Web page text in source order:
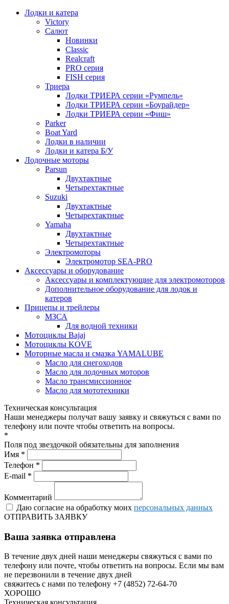
Лодки и катера
Victory
Салют
Новинки
Classic
Realcraft
PRO серия
FISH серия
Триера
Лодки ТРИЕРА серии «Румпель»
Лодки ТРИЕРА серии «Боурайдер»
Лодки ТРИЕРА серии «Фиш»
Parker
Boat Yard
Лодки в наличии
Лодки и катера Б/У
Лодочные моторы
Parsun
Двухтактные
Четырехтактные
Suzuki
Двухтактные
Четырехтактные
Yamaha
Двухтактные
Четырехтактные
Электромоторы
Электромотор SEA-PRO
Аксессуары и оборудование
Аксессуары и комплектующие для электромоторов
Дополнительное оборудование для лодок и
катеров
Прицепы и трейлеры
МЗСА
Для водной техники
Мотоциклы Bajaj
Мотоциклы KOVE
Моторные масла и смазка YAMALUBE
Масло для снегоходов
Масло для лодочных моторов
Масло трансмиссионное
Масло для мототехники
Техническая консультация
Наши менеджеры получат вашу заявку и свяжуться с вами по
телефону или почте чтобы ответить на вопросы.
*
Поля под звездочкой обязательны для заполнения
Имя *
Телефон *
E-mail *
Комментарий
Даю согласие на обработку моих персональных данных
ОТПРАВИТЬ ЗАЯВКУ
Ваша заявка отправлена
В течение двух дней наши менеджеры свяжуться с вами по
телефону или почте, чтобы ответить на вопросы. Если мы вам
не перезвонили в течение двух дней
свяжитесь с нами по телефону +7 (4852) 72-64-70
ХОРОШО